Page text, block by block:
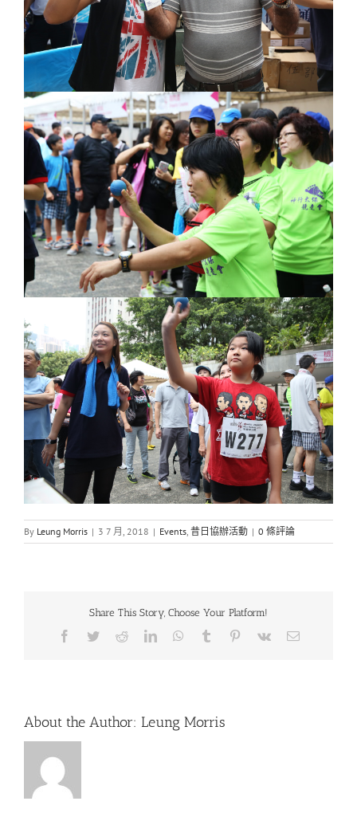
By Leung Morris | 3 7 月, 2018 | Events 昔日協辦活動 | 0 條評論
Share This Story, Choose Your Platform!
Facebook
TwitterRedditLinkedInWhatsApp
Tumblr Pinterest
Vk Email:
About the Author: Leung Morris